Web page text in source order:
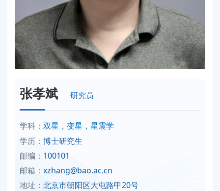
张孝斌 研究员
学科： 双星，变星，星震学
学历： 博士研究生
邮编： 100101
邮箱： xzhang@bao.ac.cn
地址： 北京市朝阳区大屯路甲20号